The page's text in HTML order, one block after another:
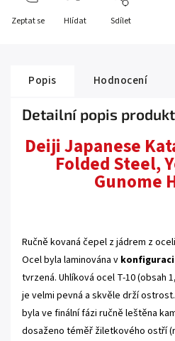
Zeptat se Hlídat Sdílet
Popis Hodnocení
Detailní popis
Deiji Japanese
Folded Steel,
Gunome
Ručně kovaná čepel z jádrem z
Ocel byla laminována v konfiguraci
tvrzená. Uhlíková ocel T-10 (obsah
je velmi pevná a skvěle drží
byla ve finální fázi ručně leštěna
dosaženo téměř žiletkového ostří